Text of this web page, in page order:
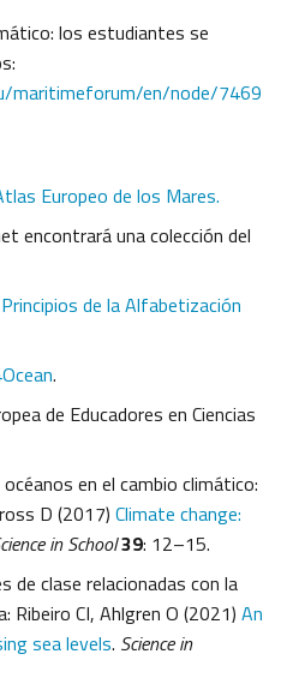
los estudiantes se
maritimeforum/en/node/7469
Europeo de los Mares.
encontrará una colección del
de la Alfabetización
.
de Educadores en Ciencias
en el cambio climático:
D (2017) Climate change:
in School39: 12–15.
de clase relacionadas con la
Ribeiro CI, Ahlgren O (2021) An
sea levels. Science in